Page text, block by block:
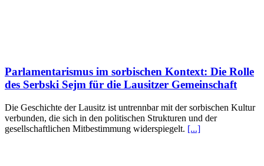
Parlamentarismus im sorbischen Kontext: Die Rolle
des Serbski Sejm für die Lausitzer Gemeinschaft
Die Geschichte der Lausitz ist untrennbar mit der sorbischen Kultur
verbunden, die sich in den politischen Strukturen und der
gesellschaftlichen Mitbestimmung widerspiegelt. [...]